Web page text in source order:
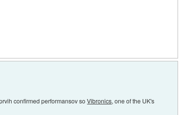
confirmed performansov soVibronics, one of the UK's